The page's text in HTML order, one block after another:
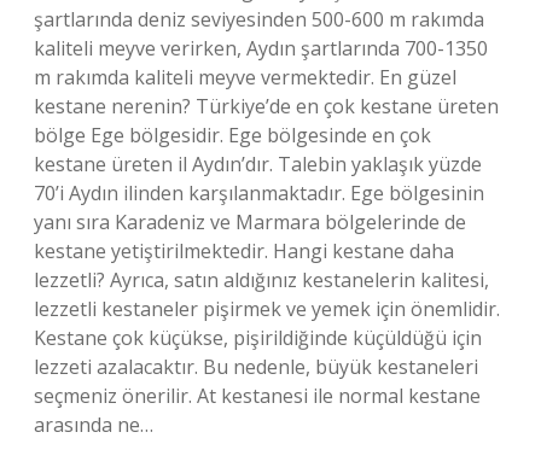
şartlarında deniz seviyesinden 500-600 m rakımda
kaliteli meyve verirken, Aydın şartlarında 700-1350
m rakımda kaliteli meyve vermektedir. En güzel
kestane nerenin? Türkiye’de en çok kestane üreten
bölge Ege bölgesidir. Ege bölgesinde en çok
kestane üreten il Aydın’dır. Talebin yaklaşık yüzde
70’i Aydın ilinden karşılanmaktadır. Ege bölgesinin
yanı sıra Karadeniz ve Marmara bölgelerinde de
kestane yetiştirilmektedir. Hangi kestane daha
lezzetli? Ayrıca, satın aldığınız kestanelerin kalitesi,
lezzetli kestaneler pişirmek ve yemek için önemlidir.
Kestane çok küçükse, pişirildiğinde küçüldüğü için
lezzeti azalacaktır. Bu nedenle, büyük kestaneleri
seçmeniz önerilir. At kestanesi ile normal kestane
arasında ne…